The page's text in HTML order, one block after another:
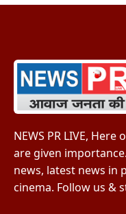
NEWS PR LIVE,
are given
news, latest news in
cinema. Follow us &